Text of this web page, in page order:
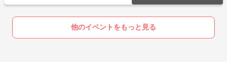
他のイベントをもっと見る